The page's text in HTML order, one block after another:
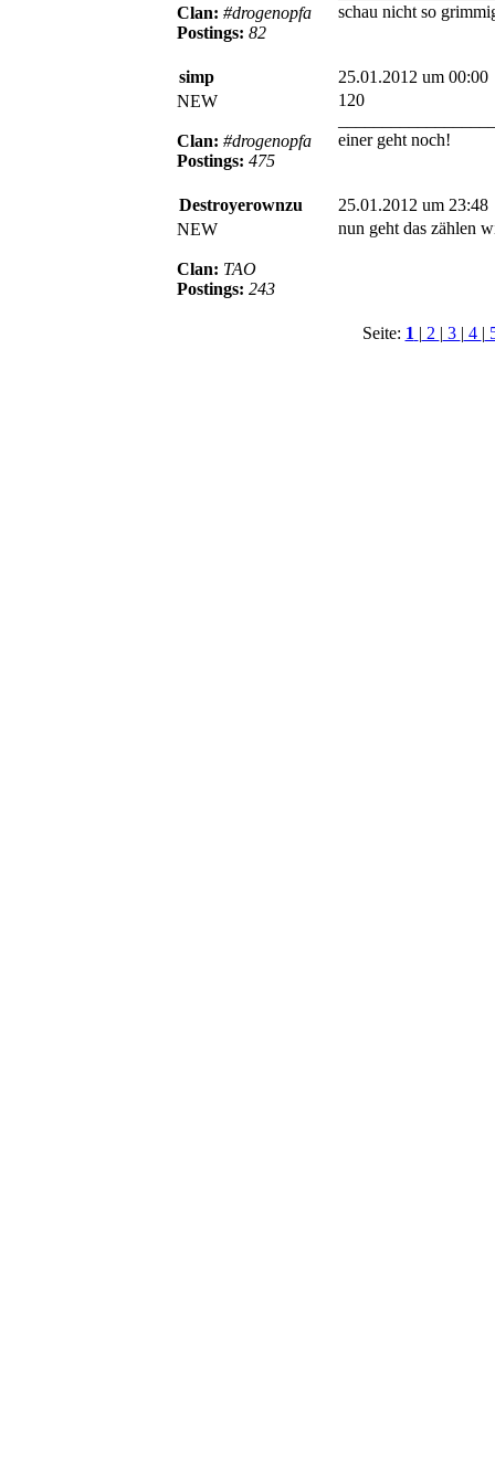
Clan: #drogenopfa
Postings: 82
schau nicht so
simp
25.01.2012 um 00:00
NEW
Clan: #drogenopfa
Postings: 475
120
einer geht noch!
Destroyerownzu
25.01.2012 um 23:48
NEW
Clan: TAO
Postings: 243
nun geht das zählen
Seite: 1 | 2 | 3 | 4 |